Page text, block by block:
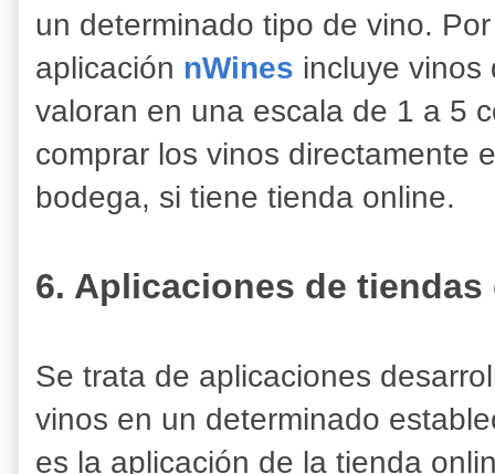
un determinado tipo de vino.
aplicación nWines incluye vinos
valoran en una escala de 1 a 5
comprar los vinos directamente
bodega, si tiene tienda online.
6. Aplicaciones de tiendas
Se trata de aplicaciones
vinos en un determinado
es la aplicación de la tienda